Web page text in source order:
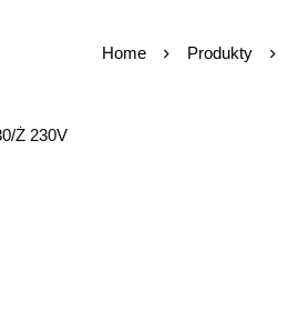
Home Produkty